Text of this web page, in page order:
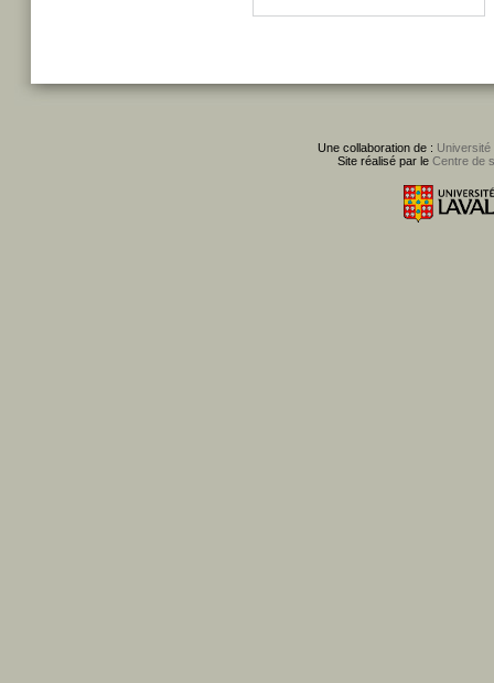
Une collaboration de : Université
Site réalisé par le Centre de